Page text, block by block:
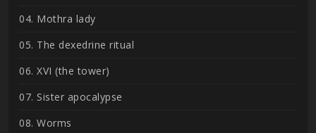
04. Mothra lady
05. The dexedrine ritual
06. XVI (the tower)
07. Sister apocalypse
08. Worms